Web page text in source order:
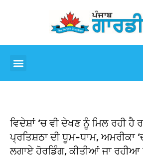
ਵਿਦੇਸ਼ਾਂ ‘ਚ ਵੀ ਦੇਖਣ ਨੂੰ ਮਿਲ ਰਹੀ ਹੈ
ਪ੍ਰਤਿਸ਼ਠਾ ਦੀ ਧੂਮ-ਧਾਮ, ਅਮਰੀਕਾ
ਲਗਾਏ ਹੋਰਡਿੰਗ, ਕੀਤੀਆਂ ਜਾ